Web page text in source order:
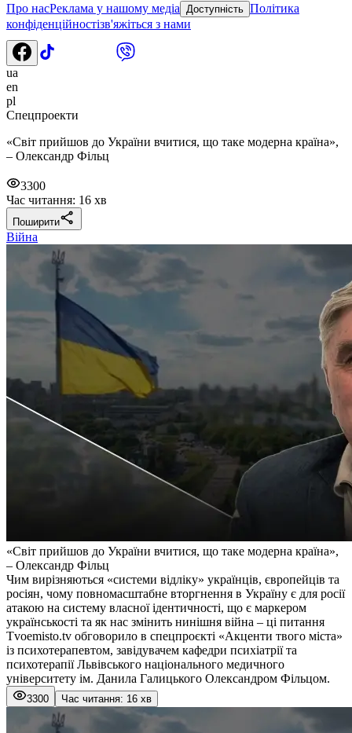
Про насРеклама у нашому медіа Доступність Політика
конфіденційностізв'яжіться з нами
ua
en
pl
Спецпроекти
«Світ прийшов до України вчитися, що таке модерна країна»,
– Олександр Фільц
3300
Час читання: 16 хв
Поширити
Війна
«Світ прийшов до України вчитися, що таке модерна країна»,
– Олександр Фільц
Чим вирізняються «системи відліку» українців, європейців та
росіян, чому повномасштабне вторгнення в Україну є для росії
атакою на систему власної ідентичності, що є маркером
українськості та як нас змінить нинішня війна – ці питання
Тvoemisto.tv обговорило в спецпроєкті «Акценти твого міста»
із психотерапевтом, завідувачем кафедри психіатрії та
психотерапії Львівського національного медичного
університету ім. Данила Галицького Олександром Фільцом.
3300 Час читання: 16 хв